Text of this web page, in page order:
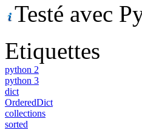
Testé avec
Etiquettes
python 2
python 3
dict
OrderedDict
collections
sorted